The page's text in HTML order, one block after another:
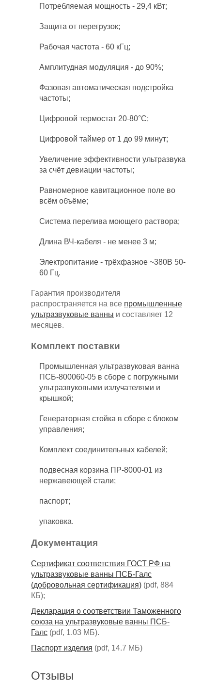
Потребляемая мощность - 29,4 кВт;
Защита от перегрузок;
Рабочая частота - 60 кГц;
Амплитудная модуляция - до 90%;
Фазовая автоматическая подстройка
частоты;
Цифровой термостат 20-80°С;
Цифровой таймер от 1 до 99 минут;
Увеличение эффективности ультразвука
за счёт девиации частоты;
Равномерное кавитационное поле во
всём объёме;
Система перелива моющего раствора;
Длина ВЧ-кабеля - не менее 3 м;
Электропитание - трёхфазное ~380В 50-
60 Гц.
Гарантия производителя
распространяется на все промышленные
ультразвуковые ванны и составляет 12
месяцев.
Комплект поставки
Промышленная ультразвуковая ванна
ПСБ-800060-05 в сборе с погружными
ультразвуковыми излучателями и
крышкой;
Генераторная стойка в сборе с блоком
управления;
Комплект соединительных кабелей;
подвесная корзина ПР-8000-01 из
нержавеющей стали;
паспорт;
упаковка.
Документация
Сертификат соответствия ГОСТ РФ на
ультразвуковые ванны ПСБ-Галс
(добровольная сертификация) (pdf, 884
КБ);
Декларация о соответствии Таможенного
союза на ультразвуковые ванны ПСБ-
Галс (pdf, 1.03 MБ).
Паспорт изделия (pdf, 14.7 МБ)
Отзывы